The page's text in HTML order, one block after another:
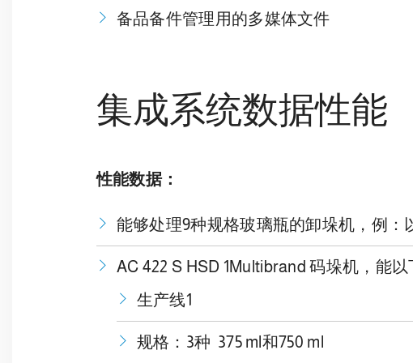
备品备件管理用的多媒体文件
集成系统数据性能
性能数据：
能够处理9种规格玻璃瓶的卸垛机，例：
AC 422 S HSD 1Multibrand 码垛机，能
生产线1
规格：3种 375 ml和750 ml